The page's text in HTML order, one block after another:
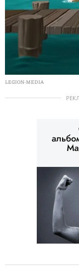
LEGION-MEDIA